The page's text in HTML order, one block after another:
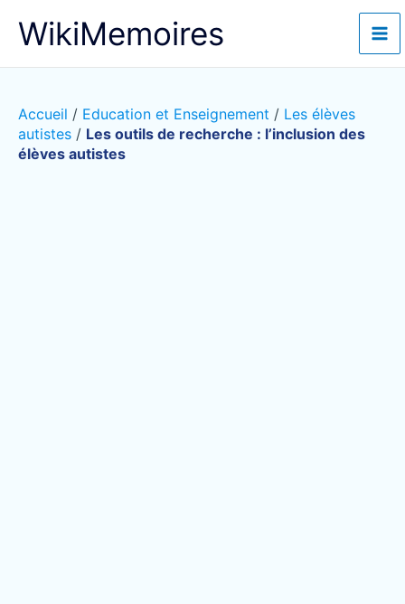
WikiMemoires
Accueil / Education et Enseignement / Les élèves
autistes / Les outils de recherche : l’inclusion des
élèves autistes